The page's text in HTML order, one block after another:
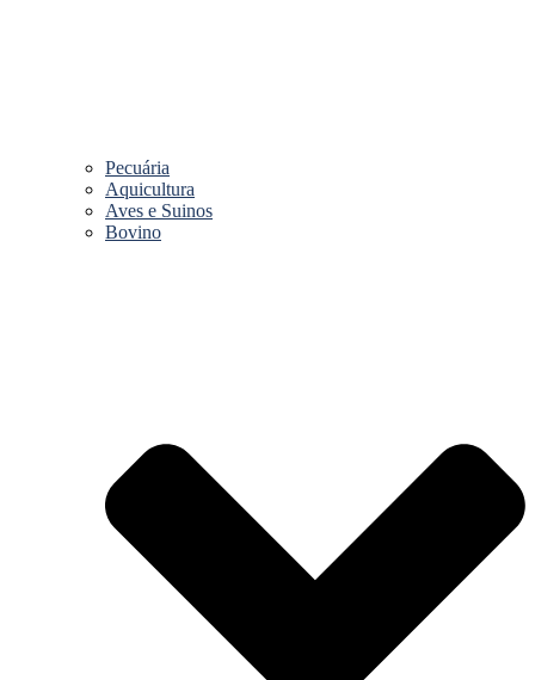
Pecuária
Aquicultura
Aves e Suinos
Bovino